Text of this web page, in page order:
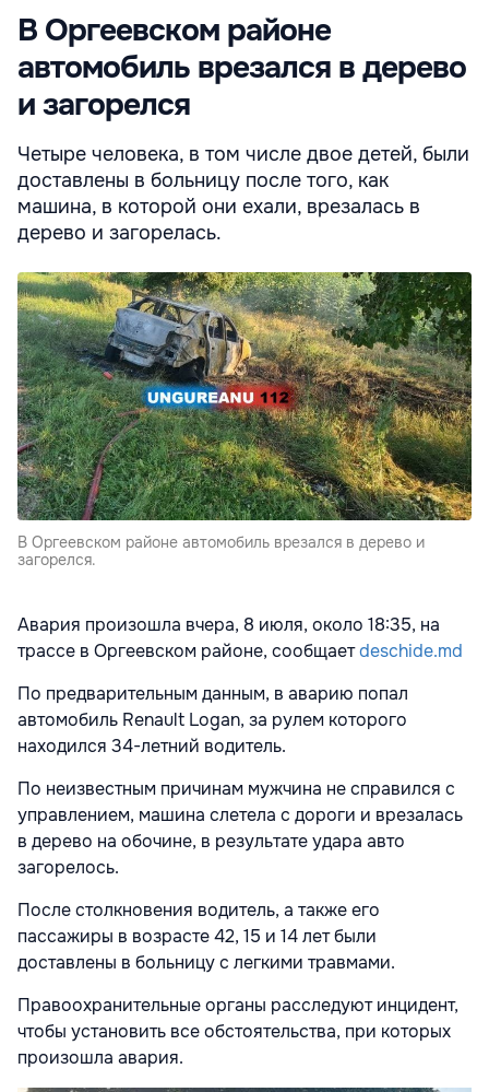
В Оргеевском районе
автомобиль врезался в дерево
и загорелся
Четыре человека, в том числе двое детей, были
доставлены в больницу после того, как
машина, в которой они ехали, врезалась в
дерево и загорелась.
В Оргеевском районе автомобиль врезался в дерево и
загорелся.
Авария произошла вчера, 8 июля, около 18:35, на
трассе в Оргеевском районе, сообщаетdeschide.md
По предварительным данным, в аварию попал
автомобиль Renault Logan, за рулем которого
находился 34-летний водитель.
По неизвестным причинам мужчина не справился с
управлением, машина слетела с дороги и врезалась
в дерево на обочине, в результате удара авто
загорелось.
После столкновения водитель, а также его
пассажиры в возрасте 42, 15 и 14 лет были
доставлены в больницу с легкими травмами.
Правоохранительные органы расследуют инцидент,
чтобы установить все обстоятельства, при которых
произошла авария.